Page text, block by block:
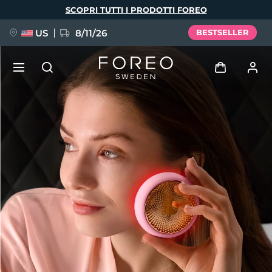
SCOPRI TUTTI I PRODOTTI FOREO
US 8/11/26 BESTSELLER
Accedi
Profilo utente
I miei dispositivi
I miei ordini
I miei indirizzi
I miei abbonamenti
NUOVO
FAQ™ Pure Beauty-Tech Elixir
BREAKING NEWS
issa™ Teeth Whitening Set
Lingua
Deutsch
Español
Français
Italiano
Português
Polski
Svenska
Русский
Türkçe
简体中文 繁體中文